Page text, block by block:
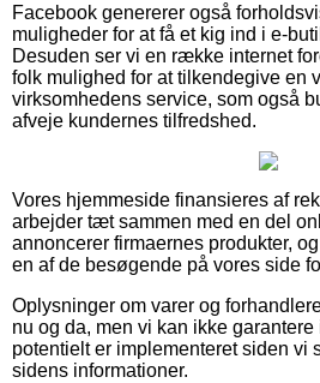
Facebook genererer også
muligheder for at få et kig ind i e-
Desuden ser vi en række internet
folk mulighed for at tilkendegive en
virksomhedens service, som også
afveje kundernes tilfredshed.
Vores hjemmeside finansieres af
arbejder tæt sammen med en del
annoncerer firmaernes produkter,
en af de besøgende på vores side
Oplysninger om varer og
nu og da, men vi kan ikke
potentielt er implementeret siden vi
sidens informationer.